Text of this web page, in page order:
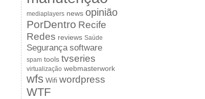
mediaplayers news opinião
PorDentro Recife
Redes reviews Saúde
Segurança software
spam tools tvseries
virtualização webmasterwork
wfs Wifi wordpress
WTF